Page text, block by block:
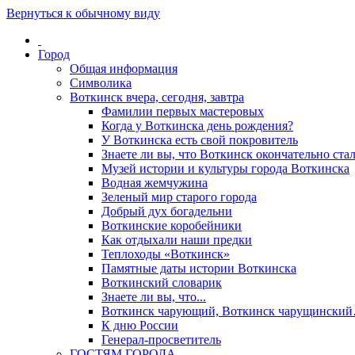
Вернуться к обычному виду
Город
Общая информация
Символика
Воткинск вчера, сегодня, завтра
Фамилии первых мастеровых
Когда у Воткинска день рождения?
У Воткинска есть свой покровитель
Знаете ли вы, что Воткинск окончательно
Музей истории и культуры города Воткинска
Водная жемчужина
Зеленый мир старого города
Добрый дух богадельни
Воткинские коробейники
Как отдыхали наши предки
Теплоходы «Воткинск»
Памятные даты истории Воткинска
Воткинский словарик
Знаете ли вы, что...
Воткинск чарующий, Воткинск
К дню России
Генерал-просветитель